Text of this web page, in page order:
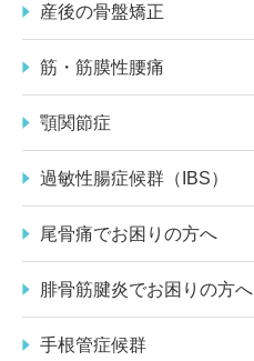
産後の骨盤矯正
筋・筋膜性腰痛
顎関節症
過敏性腸症候群（IBS）
尾骨痛でお困りの方へ
腓骨筋腱炎でお困りの方へ
手根管症候群